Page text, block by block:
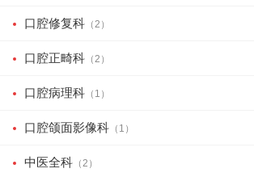
口腔修复科 （2）
口腔正畸科 （2）
口腔病理科 （1）
口腔颌面影像科 （1）
中医全科 （2）